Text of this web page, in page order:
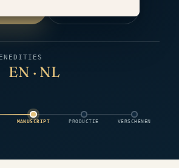
EDITIES
EN · NL
MANUSCRIPT PRODUCTIE VERSCHENEN